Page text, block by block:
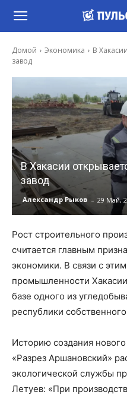
Домой Экономика
В
завод
В Хакасии
завод
Александр Рыков - 29 Май,
Рост строительного
считается главным
экономики. В связи с
промышленности
базе одного из
республики
Историю создания
«Разрез Аршановский»
экологической службы
Летуев: «При